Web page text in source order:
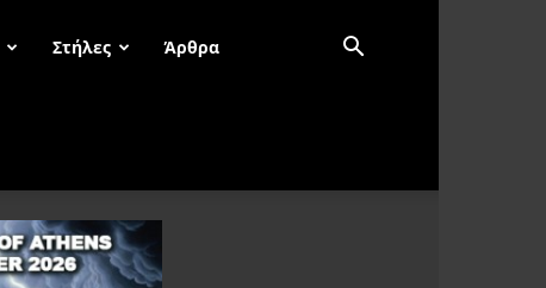
Στήλες Άρθρα